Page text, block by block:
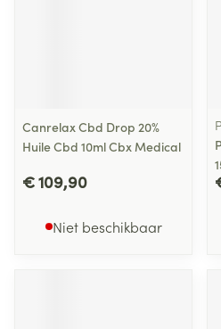
Canrelax Cbd Drop 20%
Huile Cbd 10ml Cbx Medical
€ 109,90
Niet beschikbaar